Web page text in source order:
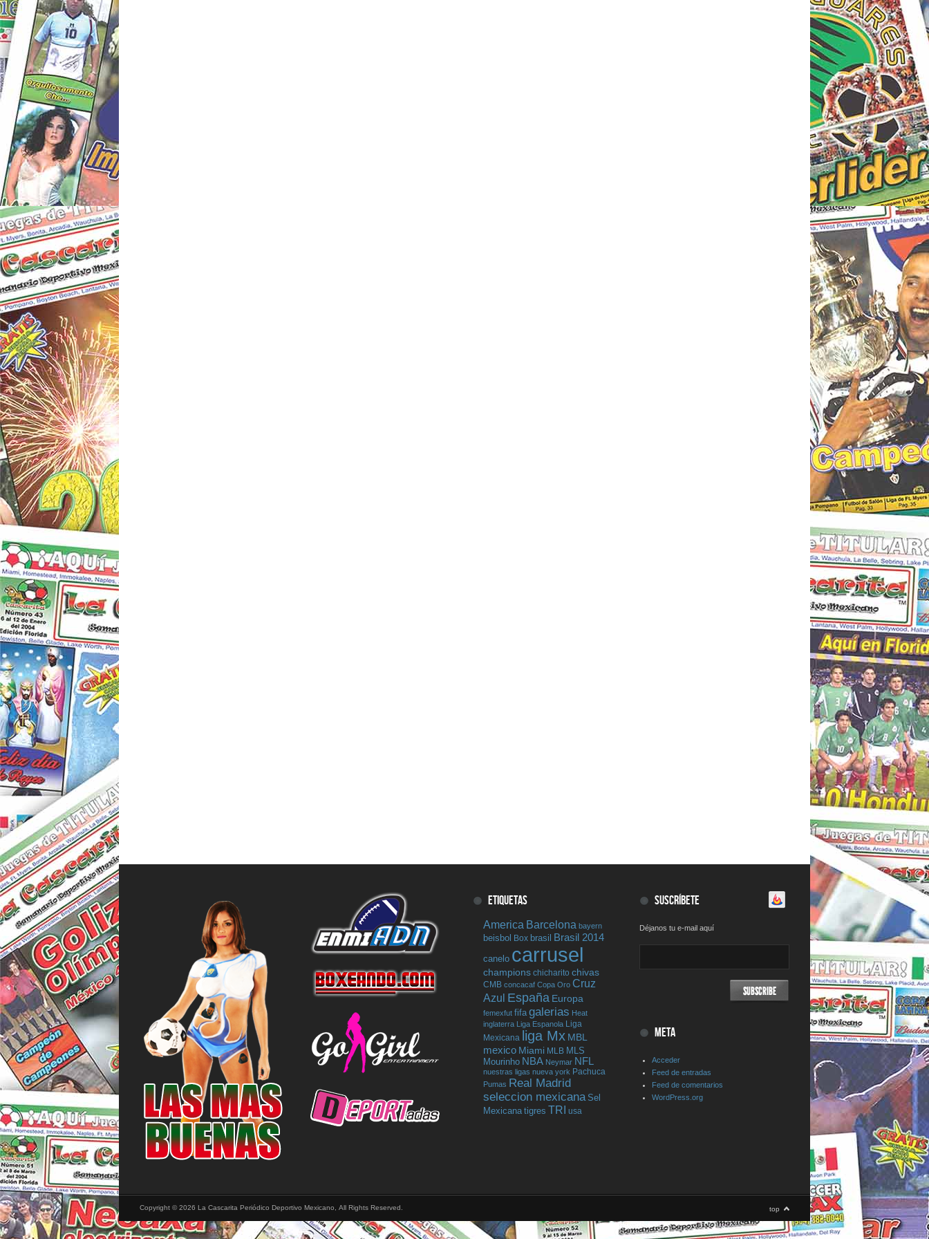
ETIQUETAS
America Barcelona bayern
beisbol Box brasil Brasil 2014
canelo carrusel
champions chicharito chivas
CMB concacaf Copa Oro Cruz
Azul España Europa
femexfut fifa galerias Heat
inglaterra Liga Espanola Liga
Mexicana
liga Mx MBL
mexico Miami MLB MLS
Mourinho NBA Neymar NFL
nuestras ligas nueva york Pachuca
Pumas Real Madrid
seleccion mexicana Sel
Mexicana tigres TRI usa
SUSCRÍBETE
Déjanos tu e-mail aquí
META
Acceder
Feed de entradas
Feed de comentarios
WordPress.org
Copyright © 2026 La Cascarita Periódico Deportivo Mexicano, All Rights Reserved. top